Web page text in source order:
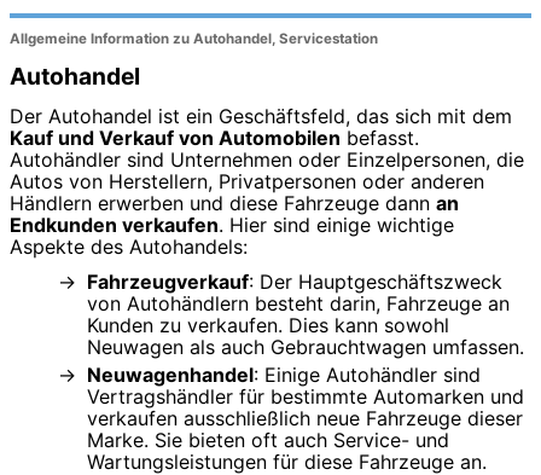
Allgemeine Information zu Autohandel, Servicestation
Autohandel
Der Autohandel ist ein Geschäftsfeld, das sich mit dem
Kauf und Verkauf von Automobilen befasst.
Autohändler sind Unternehmen oder Einzelpersonen, die
Autos von Herstellern, Privatpersonen oder anderen
Händlern erwerben und diese Fahrzeuge dann an
Endkunden verkaufen. Hier sind einige wichtige
Aspekte des Autohandels:
Fahrzeugverkauf: Der Hauptgeschäftszweck
von Autohändlern besteht darin, Fahrzeuge an
Kunden zu verkaufen. Dies kann sowohl
Neuwagen als auch Gebrauchtwagen umfassen.
Neuwagenhandel: Einige Autohändler sind
Vertragshändler für bestimmte Automarken und
verkaufen ausschließlich neue Fahrzeuge dieser
Marke. Sie bieten oft auch Service- und
Wartungsleistungen für diese Fahrzeuge an.